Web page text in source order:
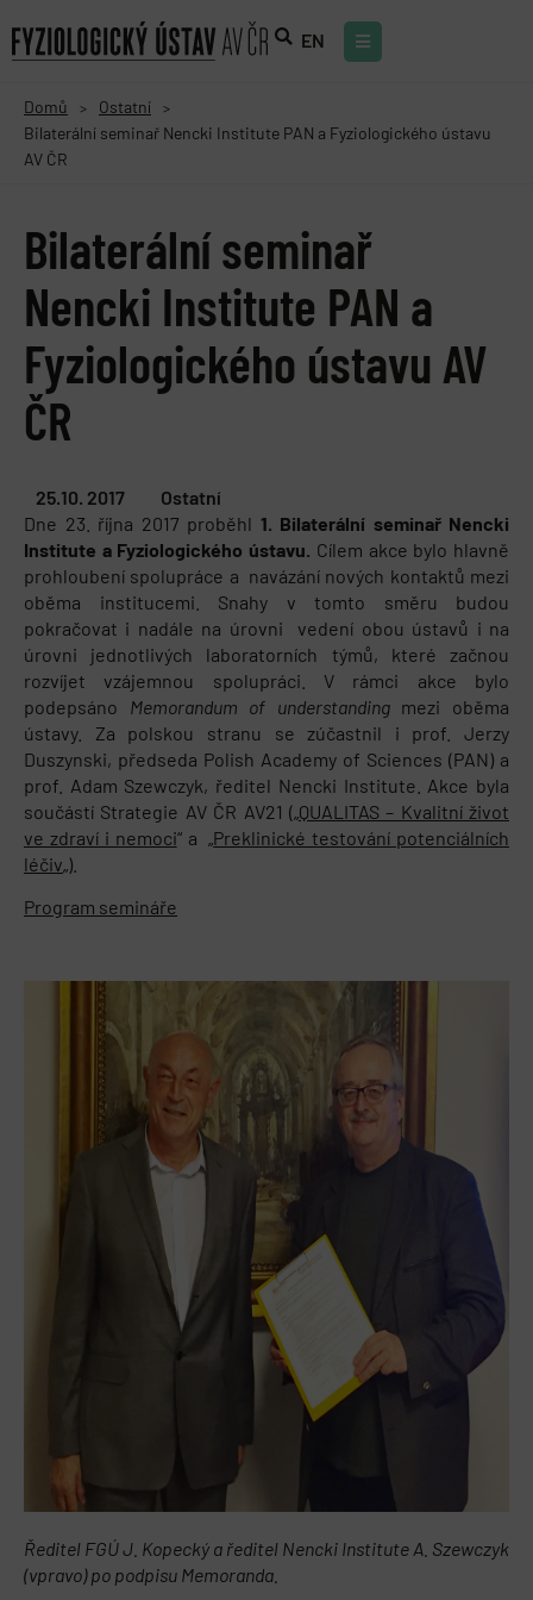
EN
Domů > Ostatní >
Bilaterální seminař Nencki Institute PAN a Fyziologického ústavu
AV ČR
Bilaterální seminař
Nencki Institute PAN a
Fyziologického ústavu AV
ČR
25.10. 2017
Ostatní
Dne 23. října 2017 proběhl 1. Bilaterální seminař Nencki
Institute a Fyziologického ústavu. Cílem akce bylo hlavně
prohloubení spolupráce a navázání nových kontaktů mezi
oběma institucemi. Snahy v tomto směru budou
pokračovat i nadále na úrovni vedení obou ústavů i na
úrovni jednotlivých laboratorních týmů, které začnou
rozvíjet vzájemnou spolupráci. V rámci akce bylo
podepsáno Memorandum of understanding mezi oběma
ústavy. Za polskou stranu se zúčastnil i prof. Jerzy
Duszynski, předseda Polish Academy of Sciences (PAN) a
prof. Adam Szewczyk, ředitel Nencki Institute. Akce byla
součástí Strategie AV ČR AV21 („QUALITAS – Kvalitní život
ve zdraví i nemoci“ a „Preklinické testování potenciálních
léčiv„).
Program semináře
Ředitel FGÚ J. Kopecký a ředitel Nencki Institute A. Szewczyk
(vpravo) po podpisu Memoranda.